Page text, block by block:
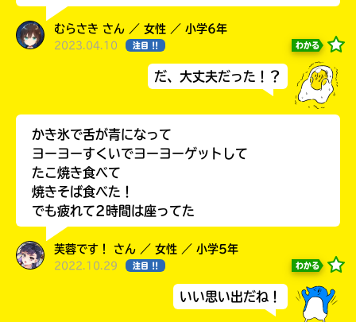
むらさき さん ／ 女性 ／ 小学6年
2023.04.10 注目 !! わかる
だ、大丈夫だった！？
かき氷で舌が青になって
ヨーヨーすくいでヨーヨーゲットして
たこ焼き食べて
焼きそば食べた！
でも疲れて2時間は座ってた
芙蓉です！ さん ／ 女性 ／ 小学5年
2022.10.29 注目 !! わかる
いい思い出だね！